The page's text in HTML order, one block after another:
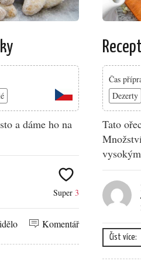
a dáme ho na
Super 3
Komentář
Čas
Dezerty
Tato
Číst více: